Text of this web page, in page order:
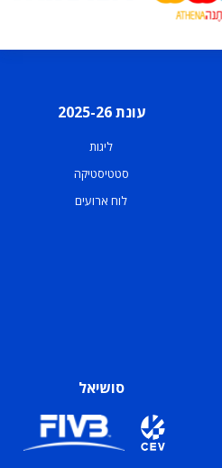
עונת 2025-26
ליגות
סטטיסטיקה
לוח ארועים
סושיאל